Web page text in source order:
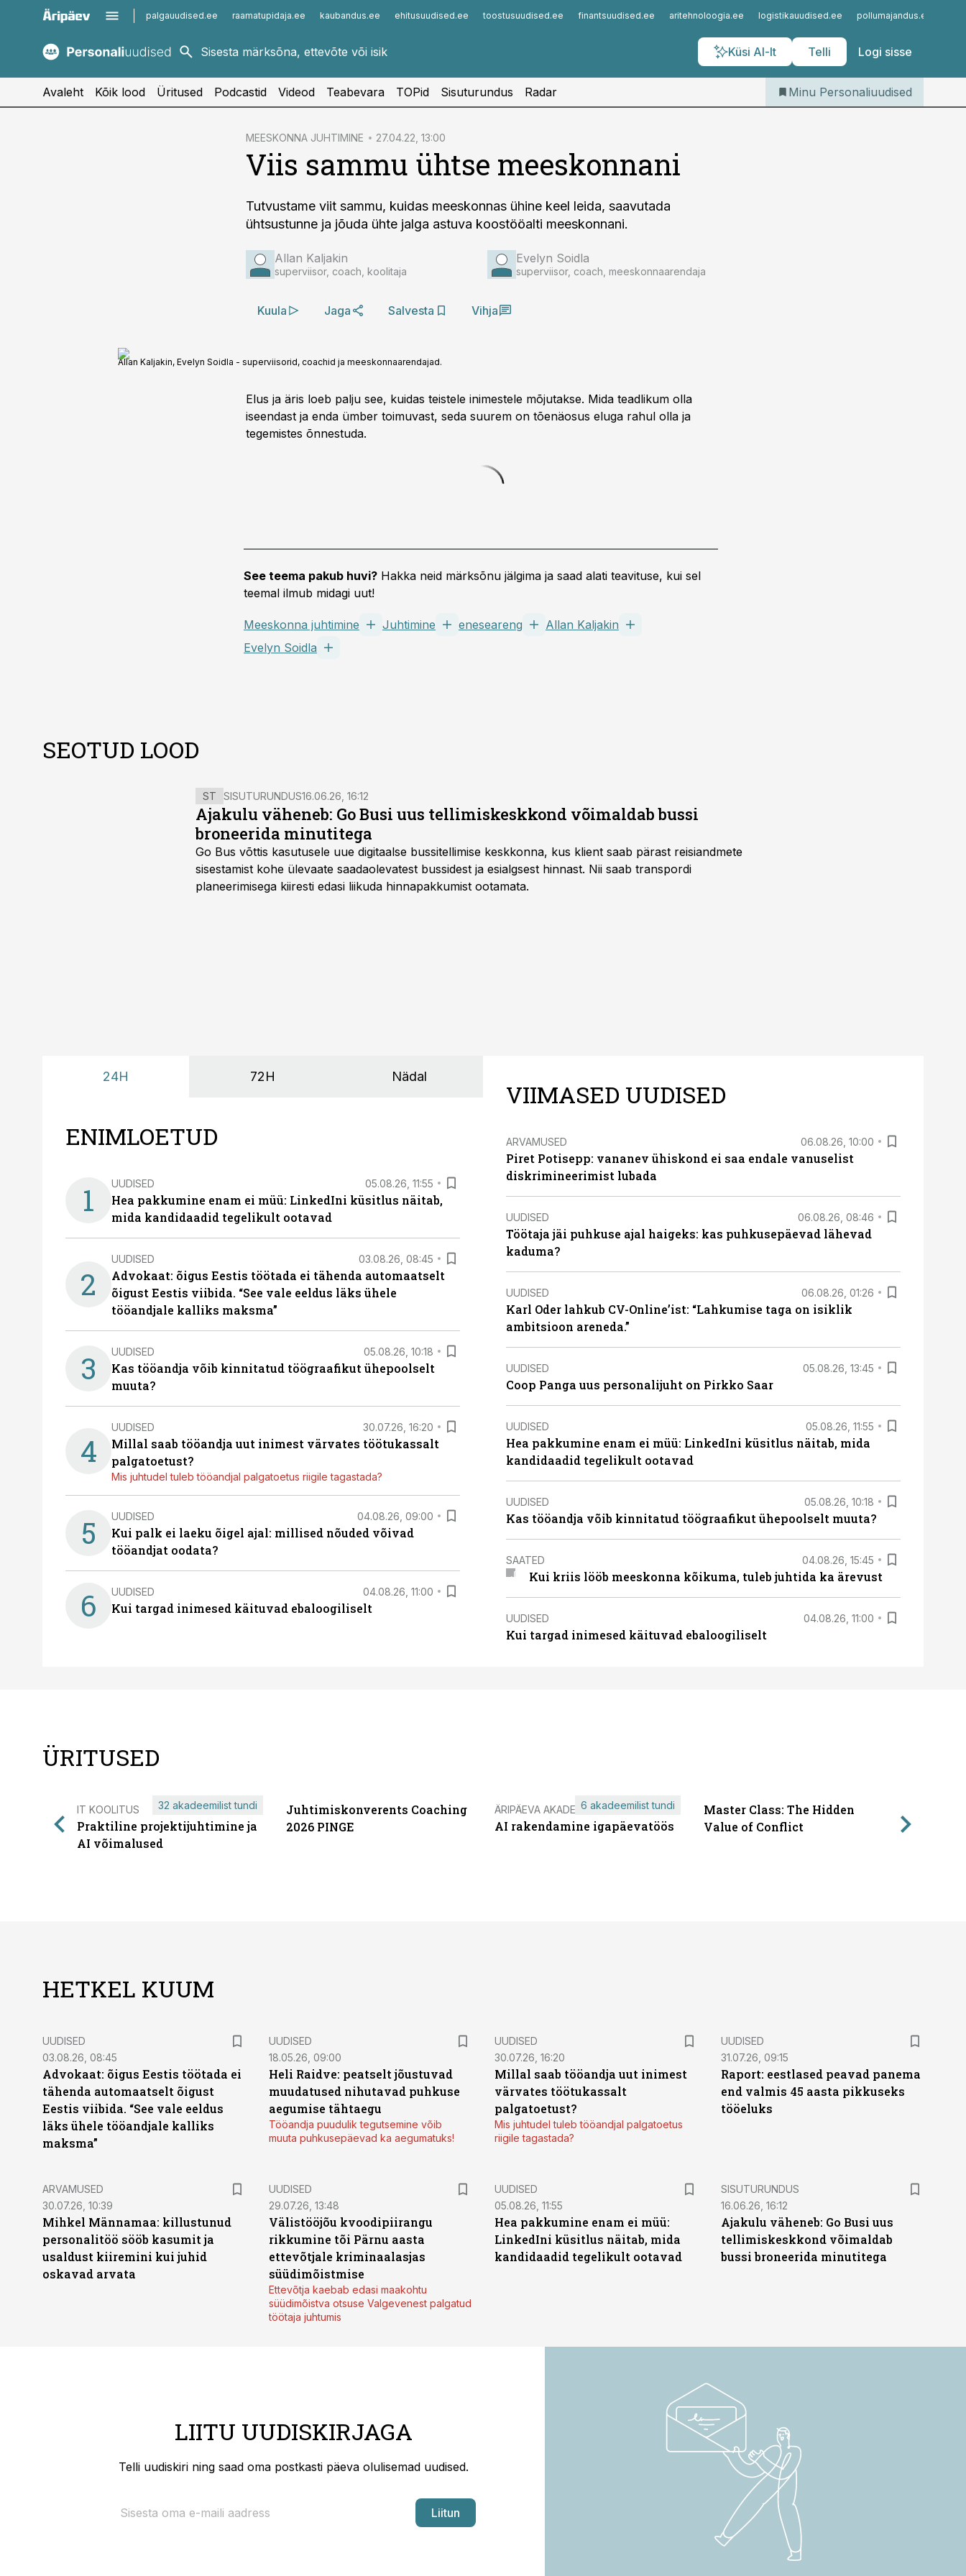
palgauudised.ee raamatupidaja.ee kaubandus.ee ehitusuudised.ee toostusuudised.ee finantsuudised.ee aritehnoloogia.ee logistikauudised.ee pollumajandus.ee
Küsi AI-lt Telli Logi sisse
kaubandus.ee
kinnisvarauudised.ee
imelineajalugu.ee
Infopank
Iseteenindus
Telli Personaliuudised
Avaleht Kõik lood Üritused Podcastid Videod Teabevara TOPid Sisuturundus Radar Minu Personaliuudised
MEESKONNA JUHTIMINE 27.04.22, 13:00
Viis sammu ühtse meeskonnani
Tutvustame viit sammu, kuidas meeskonnas ühine keel leida, saavutada
ühtsustunne ja jõuda ühte jalga astuva koostööalti meeskonnani.
Allan Kaljakin
superviisor, coach, koolitaja
Evelyn Soidla
superviisor, coach, meeskonnaarendaja
Kuula Jaga Salvesta Vihja
Allan Kaljakin, Evelyn Soidla - superviisorid, coachid ja meeskonnaarendajad.
Elus ja äris loeb palju see, kuidas teistele inimestele mõjutakse. Mida teadlikum olla
iseendast ja enda ümber toimuvast, seda suurem on tõenäosus eluga rahul olla ja
tegemistes õnnestuda.
See teema pakub huvi? Hakka neid märksõnu jälgima ja saad alati teavituse, kui sel
teemal ilmub midagi uut!
Meeskonna juhtimine Juhtimine eneseareng
Allan Kaljakin
Evelyn Soidla
SEOTUD LOOD
ST SISUTURUNDUS16.06.26, 16:12
Ajakulu väheneb: Go Busi uus tellimiskeskkond võimaldab bussi
broneerida minutitega
Go Bus võttis kasutusele uue digitaalse bussitellimise keskkonna, kus klient saab pärast reisiandmete
sisestamist kohe ülevaate saadaolevatest bussidest ja esialgsest hinnast. Nii saab transpordi
planeerimisega kiiresti edasi liikuda hinnapakkumist ootamata.
24H 72H Nädal
ENIMLOETUD
1 UUDISED 05.08.26, 11:55
Hea pakkumine enam ei müü: LinkedIni küsitlus näitab,
mida kandidaadid tegelikult ootavad
2
UUDISED 03.08.26, 08:45
Advokaat: õigus Eestis töötada ei tähenda automaatselt
õigust Eestis viibida. “See vale eeldus läks ühele
tööandjale kalliks maksma”
3 UUDISED 05.08.26, 10:18
Kas tööandja võib kinnitatud töögraafikut ühepoolselt
muuta?
4
UUDISED 30.07.26, 16:20
Millal saab tööandja uut inimest värvates töötukassalt
palgatoetust?
Mis juhtudel tuleb tööandjal palgatoetus riigile tagastada?
5 UUDISED 04.08.26, 09:00
Kui palk ei laeku õigel ajal: millised nõuded võivad
tööandjat oodata?
6 UUDISED 04.08.26, 11:00
Kui targad inimesed käituvad ebaloogiliselt
VIIMASED UUDISED
ARVAMUSED 06.08.26, 10:00
Piret Potisepp: vananev ühiskond ei saa endale vanuselist
diskrimineerimist lubada
UUDISED 06.08.26, 08:46
Töötaja jäi puhkuse ajal haigeks: kas puhkusepäevad lähevad
kaduma?
UUDISED 06.08.26, 01:26
Karl Oder lahkub CV-Online’ist: “Lahkumise taga on isiklik
ambitsioon areneda.”
UUDISED 05.08.26, 13:45
Coop Panga uus personalijuht on Pirkko Saar
UUDISED 05.08.26, 11:55
Hea pakkumine enam ei müü: LinkedIni küsitlus näitab, mida
kandidaadid tegelikult ootavad
UUDISED 05.08.26, 10:18
Kas tööandja võib kinnitatud töögraafikut ühepoolselt muuta?
SAATED 04.08.26, 15:45
Kui kriis lööb meeskonna kõikuma, tuleb juhtida ka ärevust
UUDISED 04.08.26, 11:00
Kui targad inimesed käituvad ebaloogiliselt
ÜRITUSED
IT KOOLITUS
Praktiline projektijuhtimine ja
AI võimalused
32 akadeemilist tundi
Juhtimiskonverents Coaching
2026 PINGE
ÄRIPÄEVA AKADEEMIA
AI rakendamine igapäevatöös
6 akadeemilist tundi
Master Class: The Hidden
Value of Conflict
HETKEL KUUM
UUDISED
03.08.26, 08:45
Advokaat: õigus Eestis töötada ei
tähenda automaatselt õigust
Eestis viibida. “See vale eeldus
läks ühele tööandjale kalliks
maksma”
UUDISED
18.05.26, 09:00
Heli Raidve: peatselt jõustuvad
muudatused nihutavad puhkuse
aegumise tähtaegu
Tööandja puudulik tegutsemine võib
muuta puhkusepäevad ka aegumatuks!
UUDISED
30.07.26, 16:20
Millal saab tööandja uut inimest
värvates töötukassalt
palgatoetust?
Mis juhtudel tuleb tööandjal palgatoetus
riigile tagastada?
UUDISED
31.07.26, 09:15
Raport: eestlased peavad panema
end valmis 45 aasta pikkuseks
tööeluks
ARVAMUSED
30.07.26, 10:39
Mihkel Männamaa: killustunud
personalitöö sööb kasumit ja
usaldust kiiremini kui juhid
oskavad arvata
UUDISED
29.07.26, 13:48
Välistööjõu kvoodipiirangu
rikkumine tõi Pärnu aasta
ettevõtjale kriminaalasjas
süüdimõistmise
Ettevõtja kaebab edasi maakohtu
süüdimõistva otsuse Valgevenest palgatud
töötaja juhtumis
UUDISED
05.08.26, 11:55
Hea pakkumine enam ei müü:
LinkedIni küsitlus näitab, mida
kandidaadid tegelikult ootavad
ST
SISUTURUNDUS
16.06.26, 16:12
Ajakulu väheneb: Go Busi uus
tellimiskeskkond võimaldab
bussi broneerida minutitega
LIITU UUDISKIRJAGA
Telli uudiskiri ning saad oma postkasti päeva olulisemad uudised.
Liitun